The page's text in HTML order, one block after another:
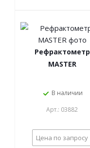
Рефрактометр
MASTER
В наличии
Арт.: 03882
Цена по запросу